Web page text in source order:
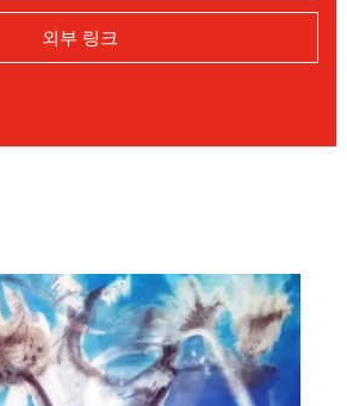
외부 링크